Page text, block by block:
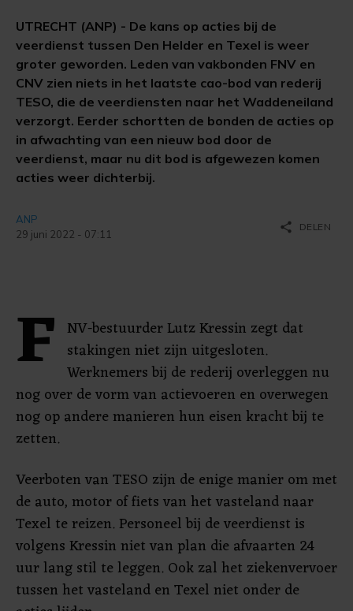
UTRECHT (ANP) - De kans op acties bij de
veerdienst tussen Den Helder en Texel is weer
groter geworden. Leden van vakbonden FNV en
CNV zien niets in het laatste cao-bod van rederij
TESO, die de veerdiensten naar het Waddeneiland
verzorgt. Eerder schortten de bonden de acties op
in afwachting van een nieuw bod door de
veerdienst, maar nu dit bod is afgewezen komen
acties weer dichterbij.
ANP
29 juni 2022 - 07:11
share DELEN
F NV-bestuurder Lutz Kressin zegt dat
stakingen niet zijn uitgesloten.
Werknemers bij de rederij overleggen nu
nog over de vorm van actievoeren en overwegen
nog op andere manieren hun eisen kracht bij te
zetten.
Veerboten van TESO zijn de enige manier om met
de auto, motor of fiets van het vasteland naar
Texel te reizen. Personeel bij de veerdienst is
volgens Kressin niet van plan die afvaarten 24
uur lang stil te leggen. Ook zal het ziekenvervoer
tussen het vasteland en Texel niet onder de